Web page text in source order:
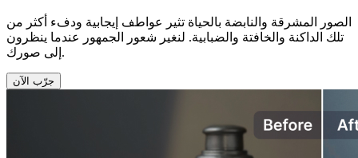
الصور المشرقة والنابضة بالحياة تثير عواطف إيجابية ودفء أكثر من
تلك الداكنة والخافتة والضبابية. لنغير شعور الجمهور عندما ينظرون
إلى صورك.
جرّب الآن